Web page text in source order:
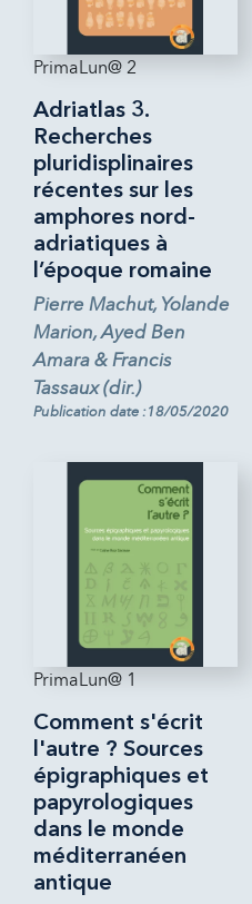
PrimaLun@ 2
Adriatlas 3.
Recherches
pluridisplinaires
récentes sur les
amphores nord-
adriatiques à
l’époque romaine
Pierre Machut, Yolande
Marion, Ayed Ben
Amara & Francis
Tassaux (dir.)
Publication date :18/05/2020
PrimaLun@ 1
Comment s'écrit
l'autre ? Sources
épigraphiques et
papyrologiques
dans le monde
méditerranéen
antique